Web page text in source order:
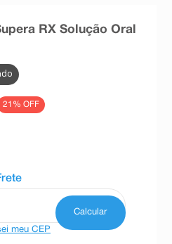
RX Solução Oral
21 % OFF
meu CEP